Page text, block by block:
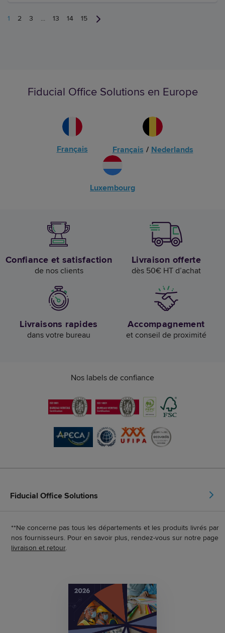
1 2 3 ... 13 14 15
Fiducial Office Solutions en Europe
Français Français / Nederlands
Luxembourg
Confiance et satisfaction
de nos clients
Livraison offerte
dès 50€ HT d’achat
Livraisons rapides
dans votre bureau
Accompagnement
et conseil de proximité
Nos labels de confiance
Fiducial Office Solutions
**Ne concerne pas tous les départements et les produits livrés par
nos fournisseurs. Pour en savoir plus, rendez-vous sur notre page
livraison et retour.